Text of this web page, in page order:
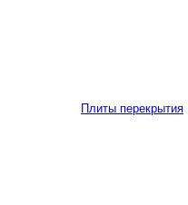
Плиты перекрытия